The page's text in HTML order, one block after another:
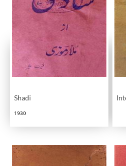
Shadi
1930